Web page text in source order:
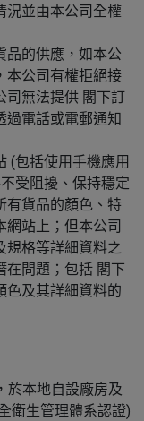
況並由本公司全權
品的供應，如本公
本公司有權拒絕接
司無法提供 閣下訂
過電話或電郵通知
(包括使用手機應用
受阻擾、保持穩定
有貨品的顏色、特
網站上；但本公司
規格等詳細資料之
在問題；包括 閣下
色及其詳細資料的
於本地自設廠房及
衛生管理體系認證)